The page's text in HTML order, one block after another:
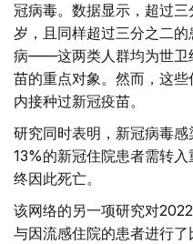
冠病毒。数据显示，超过
岁，且同样超过三分之二
病——这两类人群均为世卫
苗的重点对象。然而，这
内接种过新冠疫苗。
研究同时表明，新冠病毒感
13%的新冠住院患者需转
终因此死亡。
该网络的另一项研究对
与因流感住院的患者进行